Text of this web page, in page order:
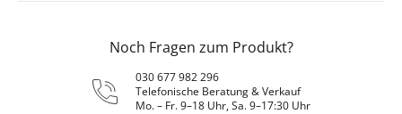
Noch Fragen zum Produkt?
030 677 982 296
Telefonische Beratung & Verkauf
Mo. – Fr. 9–18 Uhr, Sa. 9–17:30 Uhr